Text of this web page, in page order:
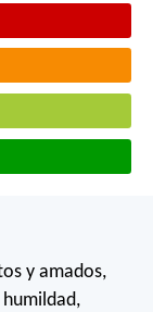
y amados,